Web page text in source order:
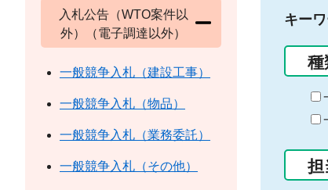
キー
種
担
入札公告（WTO案件以
外）（電子調達以外）
一般競争入札（建設工事）
一般競争入札（物品）
一般競争入札（業務委託）
一般競争入札（その他）